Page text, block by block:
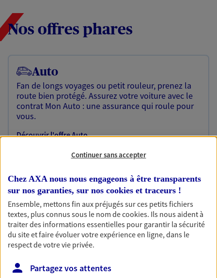
Nos offres phares
Auto
Fan de longs voyages ou petit rouleur, prenez la
route bien protégé. Assurez votre voiture avec le
contrat Mon Auto : une assurance qui roule pour
vous.
Découvrir l'offre Auto
OBTENIR UN TARIF EN LIGNE
Habitation
Votre logement est unique, comme vous. Le
contrat Ma Maison assure votre sérénité en
protégeant ce qui vous tient à coeur.
Découvrir l'offre Habitation
Continuer sans accepter
Chez AXA nous nous engageons à être transparents
sur nos garanties, sur nos cookies et traceurs !
Ensemble, mettons fin aux préjugés sur ces petits fichiers
textes, plus connus sous le nom decookies. Ils nous aident à
traiter des informations essentielles pour garantir la sécurité
du site et faire évoluer votre expérience en ligne, dans le
respect de votre vie privée.
Partagez vos attentes